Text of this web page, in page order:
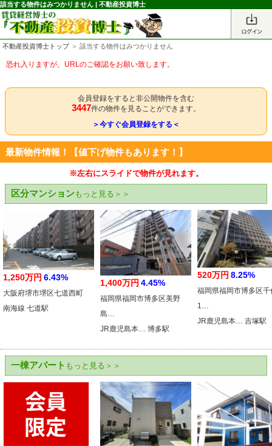
該当する物件はみつかりません | 不動産投資博士
不動産投資博士トップ＞ 該当する物件はみつかりません
恐れ入りますが、URLのご確認をお願い致します。
会員登録をすると非公開物件を含む
3447件の物件を見ることができます。
＞今すぐ会員登録をする＜
最新物件情報！【値下げ物件もあります！】
※左右にスライドで物件が見れます。
区分マンションもっと見る＞＞
1,250万円 6.43%
大阪府堺市堺区七道西町
南海線 七道駅
1,400万円 4.45%
福岡県福岡市博多区美野
島…
JR鹿児島本… 博多駅
520万円 8.25%
福岡県福岡市博多区千
1…
JR鹿児島本… 吉塚駅
一棟アパート もっと見る＞＞